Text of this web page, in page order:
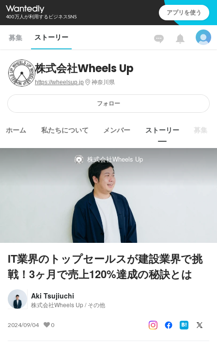
400万人が利用するビジネスSNS アプリを使う
募集 ストーリー
株式会社Wheels Up
https://wheelsup.jp 神奈川県
フォロー
ホーム 私たちについて メンバー ストーリー 募集
株式会社Wheels Up
IT業界のトップセールスが建設業界で挑
戦！3ヶ月で売上120%達成の秘訣とは
Aki Tsujiuchi
株式会社Wheels Up / その他
2024/09/04 0